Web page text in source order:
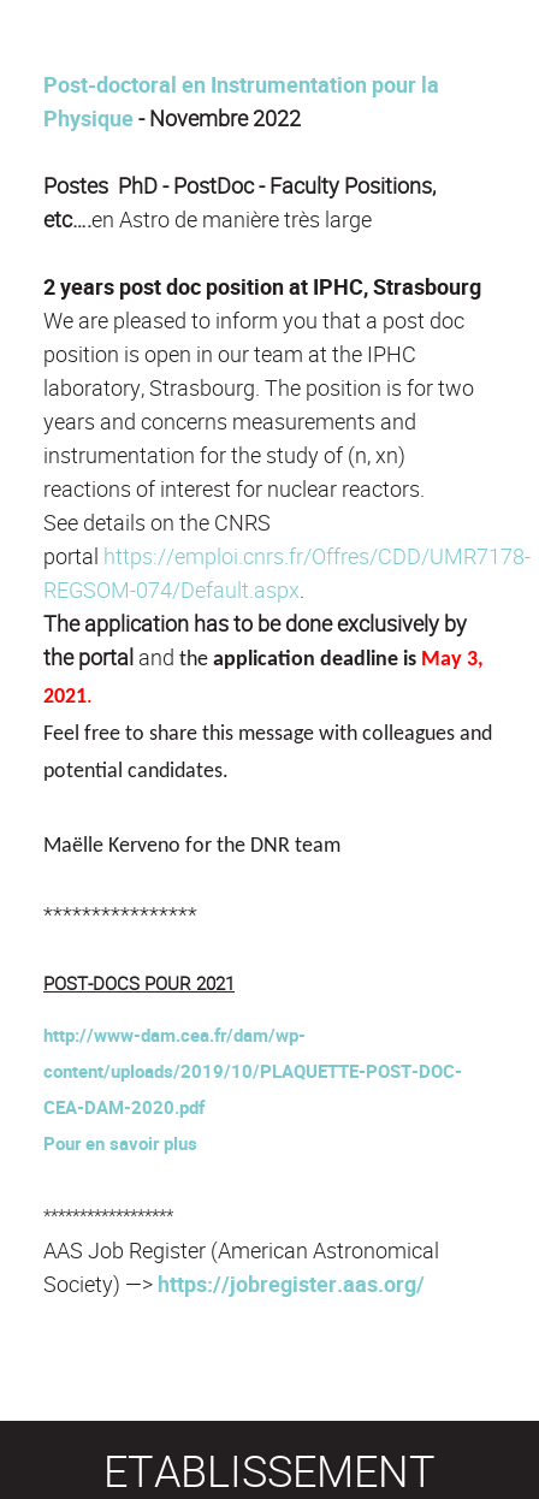
Post-doctoral en Instrumentation pour la
Physique- Novembre 2022
Postes PhD - PostDoc - Faculty Positions,
etc….en Astro de manière très large
2 years post doc position at IPHC, Strasbourg
We are pleased to inform you that a post doc
position is open in our team at the IPHC
laboratory, Strasbourg. The position is for two
years and concerns measurements and
instrumentation for the study of (n, xn)
reactions of interest for nuclear reactors.
See details on the CNRS
portal https://emploi.cnrs.fr/Offres/CDD/UMR7178-
REGSOM-074/Default.aspx.
The application has to be done exclusively by
the portal and the application deadline is May 3,
2021.
Feel free to share this message with colleagues and
potential candidates.
Maëlle Kerveno for the DNR team
****************
POST-DOCS POUR 2021
http://www-dam.cea.fr/dam/wp-
content/uploads/2019/10/PLAQUETTE-POST-DOC-
CEA-DAM-2020.pdf
Pour en savoir plus
******************
AAS Job Register (American Astronomical
Society) —> https://jobregister.aas.org/
ETABLISSEMENT